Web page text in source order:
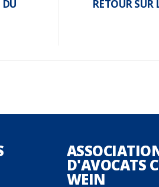
DU
RETOUR
D'AVOCATS
WEIN